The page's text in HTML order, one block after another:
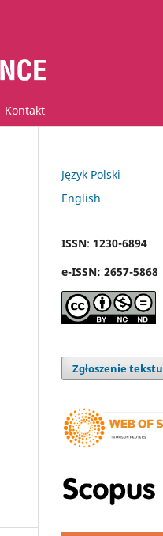
Kontakt
Język Polski
English
ISSN: 1230-6894
e-ISSN: 2657-5868
Zgłoszenie tekstu